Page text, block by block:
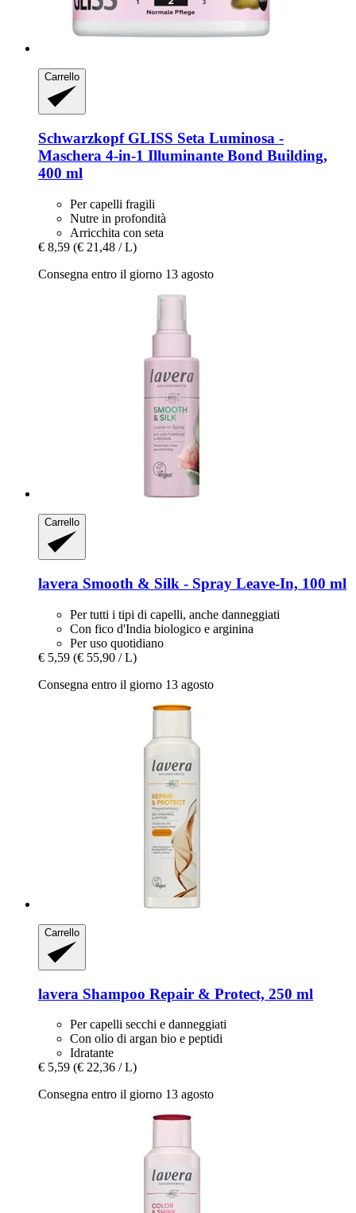
Carrello
SchwarzkopfGLISS Seta Luminosa -​
Maschera 4-​in-​1 Illuminante Bond Building,
400 ml
Per capelli fragili
Nutre in profondità
Arricchita con seta
€ 8,59 (€ 21,48 / L)
Consegna entro il giorno 13 agosto
Carrello
lavera Smooth & Silk -​ Spray Leave-​In, 100 ml
Per tutti i tipi di capelli, anche danneggiati
Con fico d'India biologico e arginina
Per uso quotidiano
€ 5,59 (€ 55,90 / L)
Consegna entro il giorno 13 agosto
Carrello
lavera Shampoo Repair & Protect, 250 ml
Per capelli secchi e danneggiati
Con olio di argan bio e peptidi
Idratante
€ 5,59 (€ 22,36 / L)
Consegna entro il giorno 13 agosto